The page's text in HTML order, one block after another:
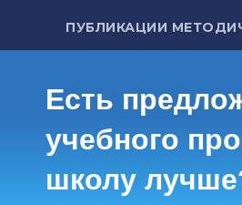
ПУБЛИКАЦИИ
Есть
учебного
школу